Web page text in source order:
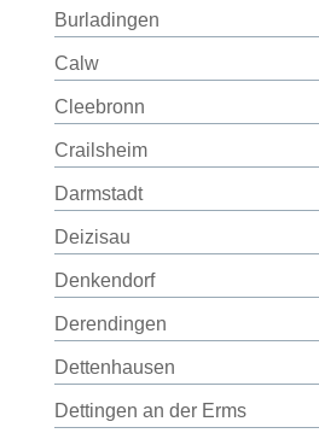
Burladingen
Calw
Cleebronn
Crailsheim
Darmstadt
Deizisau
Denkendorf
Derendingen
Dettenhausen
Dettingen an der Erms